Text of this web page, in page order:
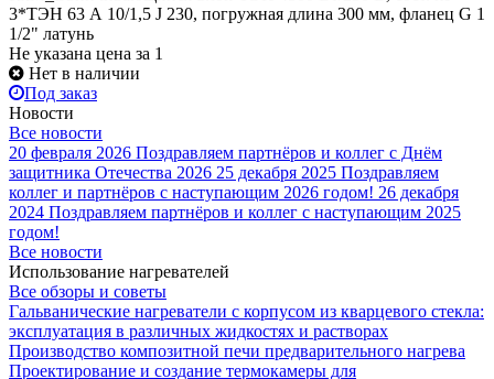
3*ТЭН 63 А 10/1,5 J 230, погружная длина 300 мм, фланец G 1
1/2" латунь
Не указана цена за 1
Нет в наличии
Под заказ
Новости
Все новости
20 февраля 2026 Поздравляем партнёров и коллег с Днём
защитника Отечества 2026 25 декабря 2025 Поздравляем
коллег и партнёров с наступающим 2026 годом! 26 декабря
2024 Поздравляем партнёров и коллег с наступающим 2025
годом!
Все новости
Использование нагревателей
Все обзоры и советы
Гальванические нагреватели с корпусом из кварцевого стекла:
эксплуатация в различных жидкостях и растворах
Производство композитной печи предварительного нагрева
Проектирование и создание термокамеры для